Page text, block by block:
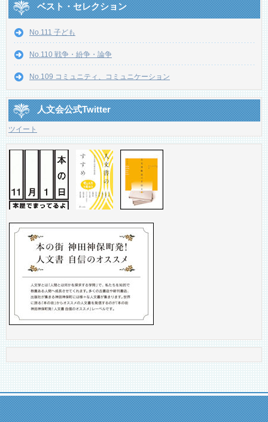
ベスト・セレクション
No.111 子ども
No.110 戦争・紛争・論争
No.109 コミュニティ、コミュニケーション
人文会公式Twitter
ツイート